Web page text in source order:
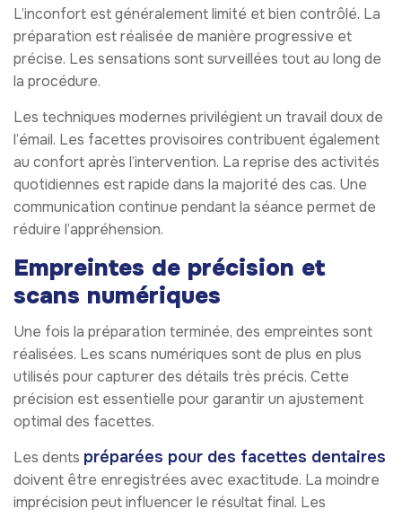
L’inconfort est généralement limité et bien contrôlé. La
préparation est réalisée de manière progressive et
précise. Les sensations sont surveillées tout au long de
la procédure.
Les techniques modernes privilégient un travail doux de
l’émail. Les facettes provisoires contribuent également
au confort après l’intervention. La reprise des activités
quotidiennes est rapide dans la majorité des cas. Une
communication continue pendant la séance permet de
réduire l’appréhension.
Empreintes de précision et
scans numériques
Une fois la préparation terminée, des empreintes sont
réalisées. Les scans numériques sont de plus en plus
utilisés pour capturer des détails très précis. Cette
précision est essentielle pour garantir un ajustement
optimal des facettes.
Les dents préparées pour des facettes dentaires
doivent être enregistrées avec exactitude. La moindre
imprécision peut influencer le résultat final. Les